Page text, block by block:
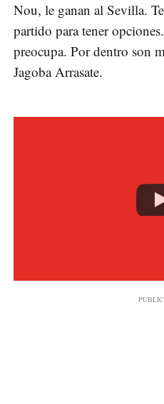
Nou, le ganan al Sevilla.
partido para tener
preocupa. Por dentro son
Jagoba Arrasate.